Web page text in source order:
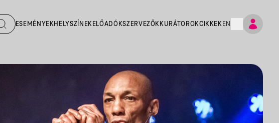
ESEMÉNYEKHELYSZÍNEK ELŐADÓKSZERVEZŐK KURÁTOROKCIKKEK EN